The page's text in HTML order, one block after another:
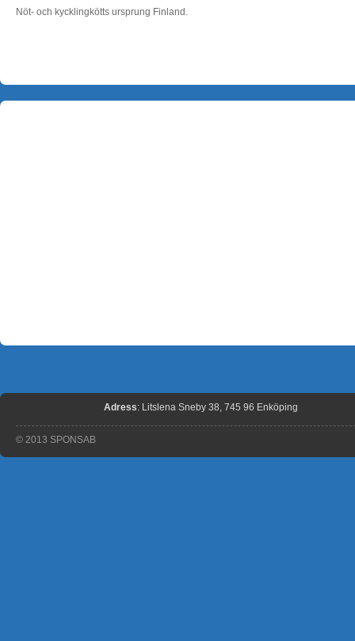
Nöt- och kycklingkötts ursprung Finland.
Adress: Litslena Sneby 38, 745 96 Enköping
© 2013 SPONSAB